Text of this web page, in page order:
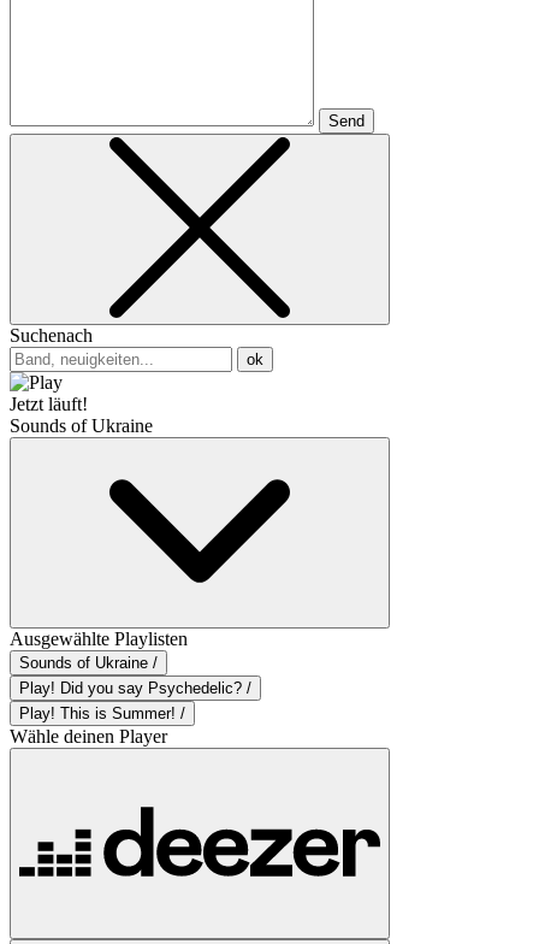
Send
Suchenach
ok
Jetzt läuft!
Sounds of Ukraine
Ausgewählte Playlisten
Sounds of Ukraine /
Play! Did you say Psychedelic? /
Play! This is Summer! /
Wähle deinen Player